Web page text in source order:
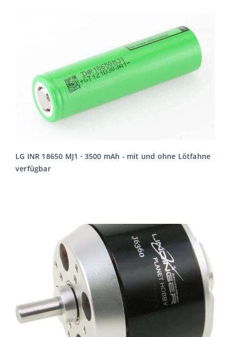
LG INR 18650 MJ1 · 3500 mAh - mit und ohne Lötfahne
verfügbar